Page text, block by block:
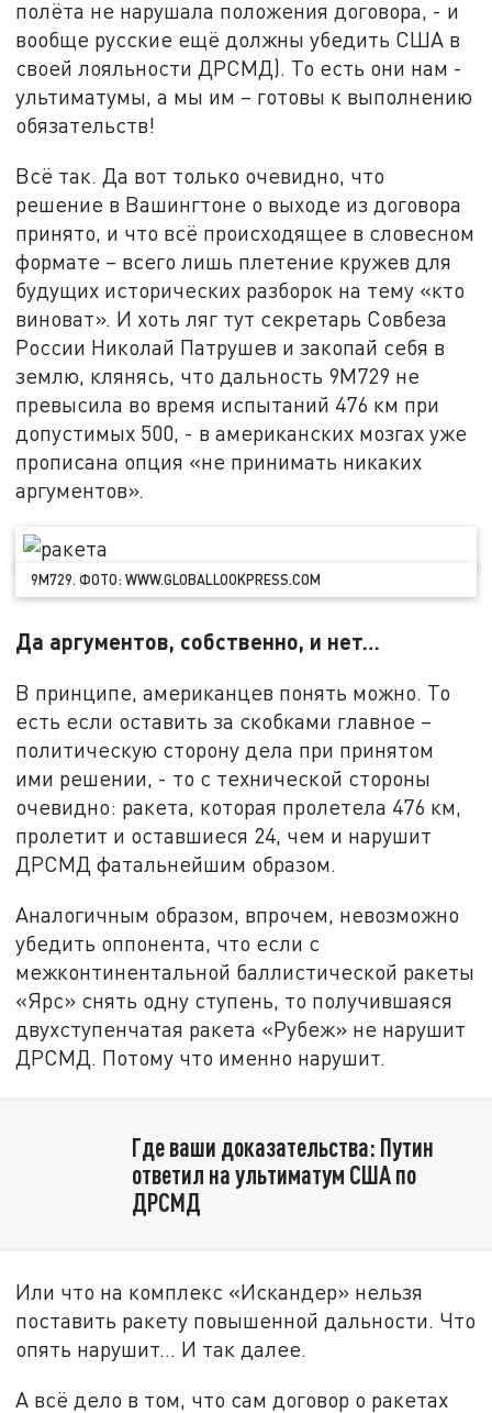
полёта не нарушала положения договора, - и
вообще русские ещё должны убедить США в
своей лояльности ДРСМД). То есть они нам -
ультиматумы, а мы им – готовы к выполнению
обязательств!
Всё так. Да вот только очевидно, что
решение в Вашингтоне о выходе из договора
принято, и что всё происходящее в словесном
формате – всего лишь плетение кружев для
будущих исторических разборок на тему «кто
виноват». И хоть ляг тут секретарь Совбеза
России Николай Патрушев и закопай себя в
землю, клянясь, что дальность 9М729 не
превысила во время испытаний 476 км при
допустимых 500, - в американских мозгах уже
прописана опция «не принимать никаких
аргументов».
9М729. ФОТО: WWW.GLOBALLOOKPRESS.COM
Да аргументов, собственно, и нет…
В принципе, американцев понять можно. То
есть если оставить за скобками главное –
политическую сторону дела при принятом
ими решении, - то с технической стороны
очевидно: ракета, которая пролетела 476 км,
пролетит и оставшиеся 24, чем и нарушит
ДРСМД фатальнейшим образом.
Аналогичным образом, впрочем, невозможно
убедить оппонента, что если с
межконтинентальной баллистической ракеты
«Ярс» снять одну ступень, то получившаяся
двухступенчатая ракета «Рубеж» не нарушит
ДРСМД. Потому что именно нарушит.
Где ваши доказательства: Путин
ответил на ультиматум США по
ДРСМД
Или что на комплекс «Искандер» нельзя
поставить ракету повышенной дальности. Что
опять нарушит… И так далее.
А всё дело в том, что сам договор о ракетах